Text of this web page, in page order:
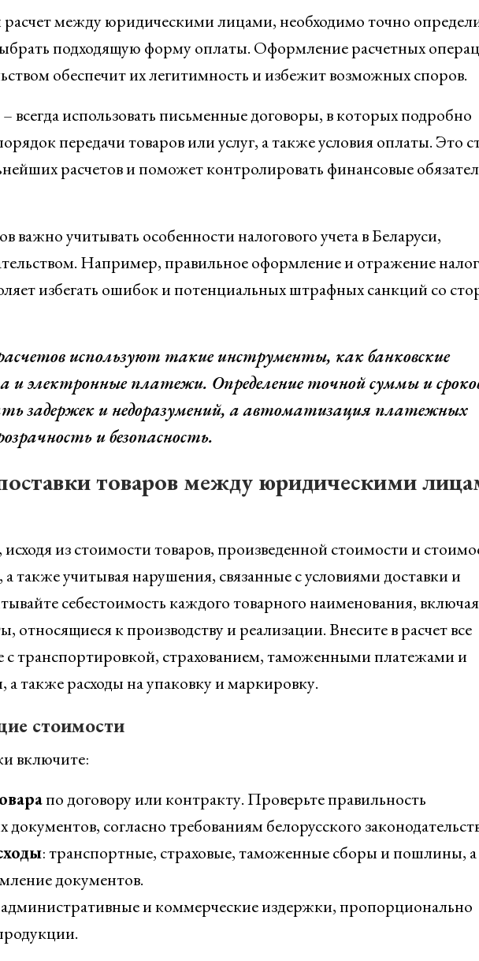
между юридическими лицами, необходимо точно
подходящую форму оплаты. Оформление расчетных
обеспечит их легитимность и избежит возможных споров.
– всегда использовать письменные договоры, в которых подробно
передачи товаров или услуг, а также условия оплаты. Это
расчетов и поможет контролировать финансовые
важно учитывать особенности налогового учета в Беларуси,
Например, правильное оформление и отражение
избегать ошибок и потенциальных штрафных санкций со
используют такие инструменты, как банковские
и электронные платежи. Определение точной суммы и
задержек и недоразумений, а автоматизация платежных
и безопасность.
товаров между юридическими
из стоимости товаров, произведенной стоимости и
а также учитывая нарушения, связанные с условиями доставки и
себестоимость каждого товарного наименования, включая
относящиеся к производству и реализации. Внесите в расчет все
с транспортировкой, страхованием, таможенными платежами и
также расходы на упаковку и маркировку.
стоимости
включите:
по договору или контракту. Проверьте правильность
согласно требованиям белорусского
: транспортные, страховые, таможенные сборы и пошлины, а
документов.
и коммерческие издержки, пропорционально